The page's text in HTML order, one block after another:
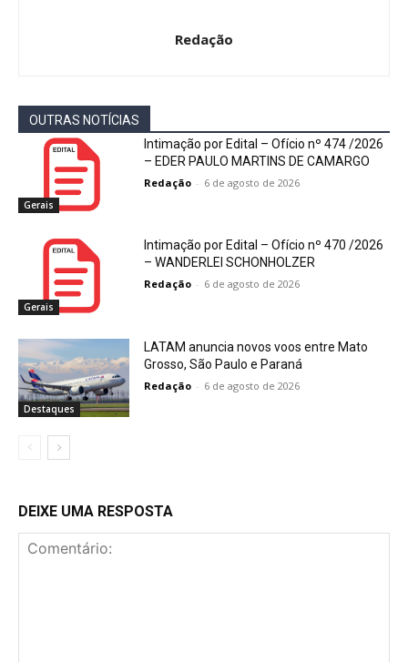
Redação
OUTRAS NOTÍCIAS
Gerais
Intimação por Edital – Ofício nº 474 /2026
– EDER PAULO MARTINS DE CAMARGO
Redação - 6 de agosto de 2026
Gerais
Intimação por Edital – Ofício nº 470 /2026
– WANDERLEI SCHONHOLZER
Redação - 6 de agosto de 2026
Destaques
LATAM anuncia novos voos entre Mato
Grosso, São Paulo e Paraná
Redação - 6 de agosto de 2026
DEIXE UMA RESPOSTA